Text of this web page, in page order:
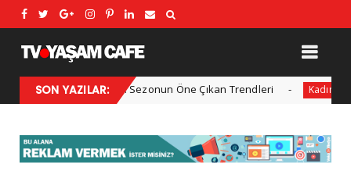
SON YAZILAR:
2025 Kış Modası: Sezonun Öne Çıkan Trendleri Kadın Her yıl